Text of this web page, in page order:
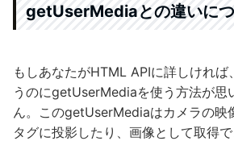
getUserMediaとの違いに
もしあなたがHTML APIに詳しければ
うのにgetUserMediaを使う方法が思
ん。このgetUserMediaはカメラの映
タグに投影したり、画像として取得で